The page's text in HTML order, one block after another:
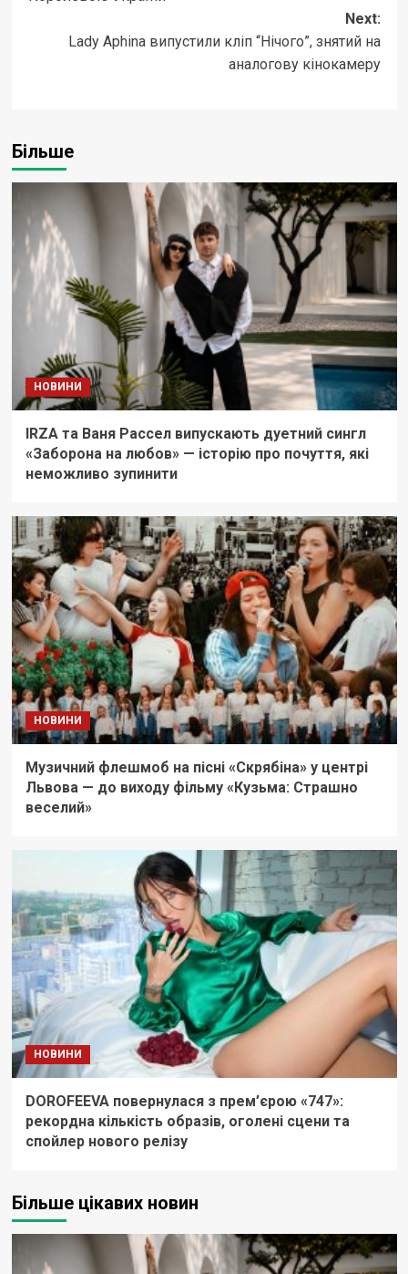
Next:
Lady Aphina випустили кліп “Нічого”, знятий на
аналогову кінокамеру
Більше
НОВИНИ
IRZA та Ваня Рассел випускають дуетний сингл
«Заборона на любов» — історію про почуття, які
неможливо зупинити
НОВИНИ
Музичний флешмоб на пісні «Скрябіна» у центрі
Львова — до виходу фільму «Кузьма: Страшно
веселий»
НОВИНИ
DOROFEEVA повернулася з прем’єрою «747»:
рекордна кількість образів, оголені сцени та
спойлер нового релізу
Більше цікавих новин